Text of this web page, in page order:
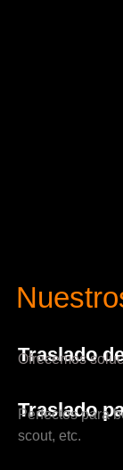
Traslado
Ofrecemos
Traslado
Perfectos para
scout, etc.